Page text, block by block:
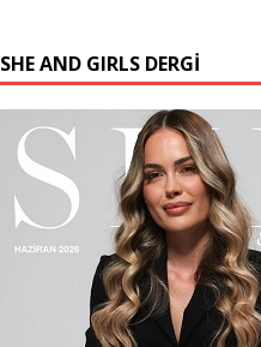
SHE AND GIRLS DERGİ